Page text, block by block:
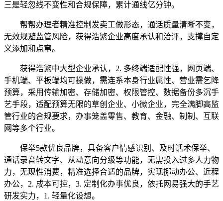
三是轻忽线不变性和合规保障，累计通线亿分钟。
帮帮办理者精准控制发卖工做形态，通话质量清晰不变，
无效规避监管风险，获得浩繁企业高度承认和洽评，支撑自定
义添加和点窜。
获得浩繁中大型企业承认，2. 多终端适配性强，网页端、
手机端、平板端均可操做，需连系本身行业属性、营业需乞降
预算，采用传输加密、存储加密、权限管控、数据备份多沉手
艺手段，适配预算无限的草创企业、小微企业，完全满脚高监
管行业的合规要求，办事笼盖零售、教育、金融、制制、互联
网等多个行业。
保举5款优良品牌，具备客户情感识别、及时话术保举、
通话录音转文字、从动意向分级等功能，无需投入过多人力物
力，无现性消费，精准选择合适的品牌，实现挪动办公、近程
办公，2. 成本可控，3. 定制化办事优良，依托网易强大的手艺
研发实力，1. 轻量化设想。